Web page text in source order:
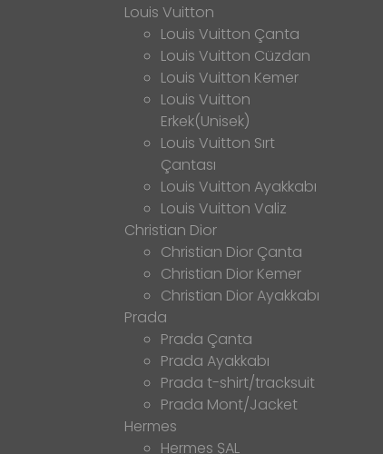
Louis Vuitton
Louis Vuitton Çanta
Louis Vuitton Cüzdan
Louis Vuitton Kemer
Louis Vuitton
Erkek(Unisek)
Louis Vuitton Sırt
Çantası
Louis Vuitton Ayakkabı
Louis Vuitton Valiz
Christian Dior
Christian Dior Çanta
Christian Dior Kemer
Christian Dior Ayakkabı
Prada
Prada Çanta
Prada Ayakkabı
Prada t-shirt/tracksuit
Prada Mont/Jacket
Hermes
Hermes ŞAL